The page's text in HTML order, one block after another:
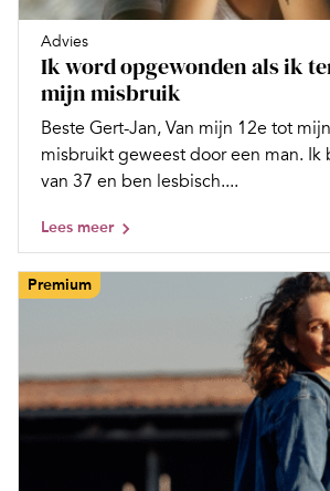
Advies
Ik word opgewonden als ik
mijn misbruik
Beste Gert-Jan, Van mijn 12e tot
misbruikt geweest door een man. Ik
van 37 en ben lesbisch....
Lees meer
Premium